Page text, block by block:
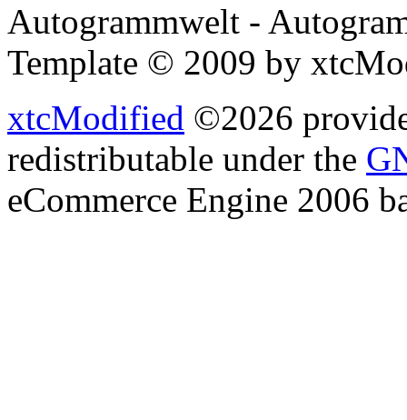
Autogrammwelt -
Template © 2009 by
xtcModified ©2026
redistributable under the
eCommerce Engine 2006